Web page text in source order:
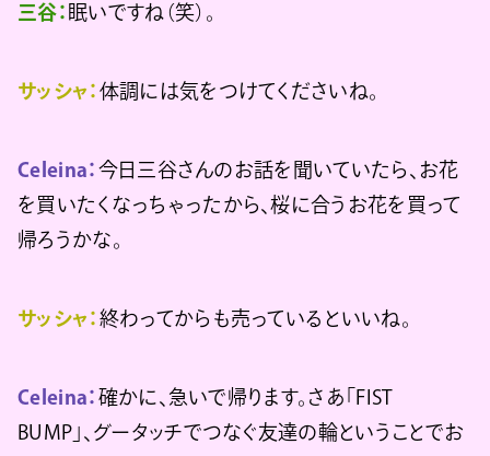
三谷： 眠いですね（笑）。
サッシャ： 体調には気をつけてくださいね。
Celeina： 今日三谷さんのお話を聞いていたら、お花
を買いたくなっちゃったから、桜に合うお花を買って
帰ろうかな。
サッシャ： 終わってからも売っているといいね。
Celeina： 確かに、急いで帰ります。さあ「FIST
BUMP」、グータッチでつなぐ友達の輪ということでお